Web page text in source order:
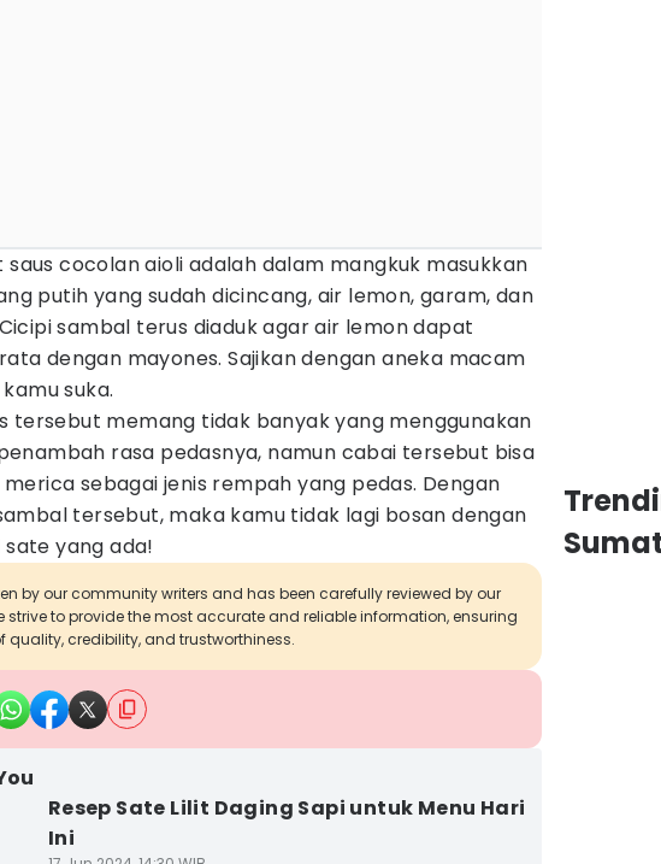
cocolan aioli adalah dalam mangkuk masukkan
putih yang sudah dicincang, air lemon, garam, dan
sambal terus diaduk agar air lemon dapat
dengan mayones. Sajikan dengan aneka macam
suka.
tersebut memang tidak banyak yang menggunakan
rasa pedasnya, namun cabai tersebut bisa
sebagai jenis rempah yang pedas. Dengan
tersebut, maka kamu tidak lagi bosan dengan
yang ada!
by our community writers and has been carefully reviewed by our
strive to provide the most accurate and reliable information, ensuring
credibility, and trustworthiness.
Resep Sate Lilit Daging Sapi untuk Menu Hari
Ini